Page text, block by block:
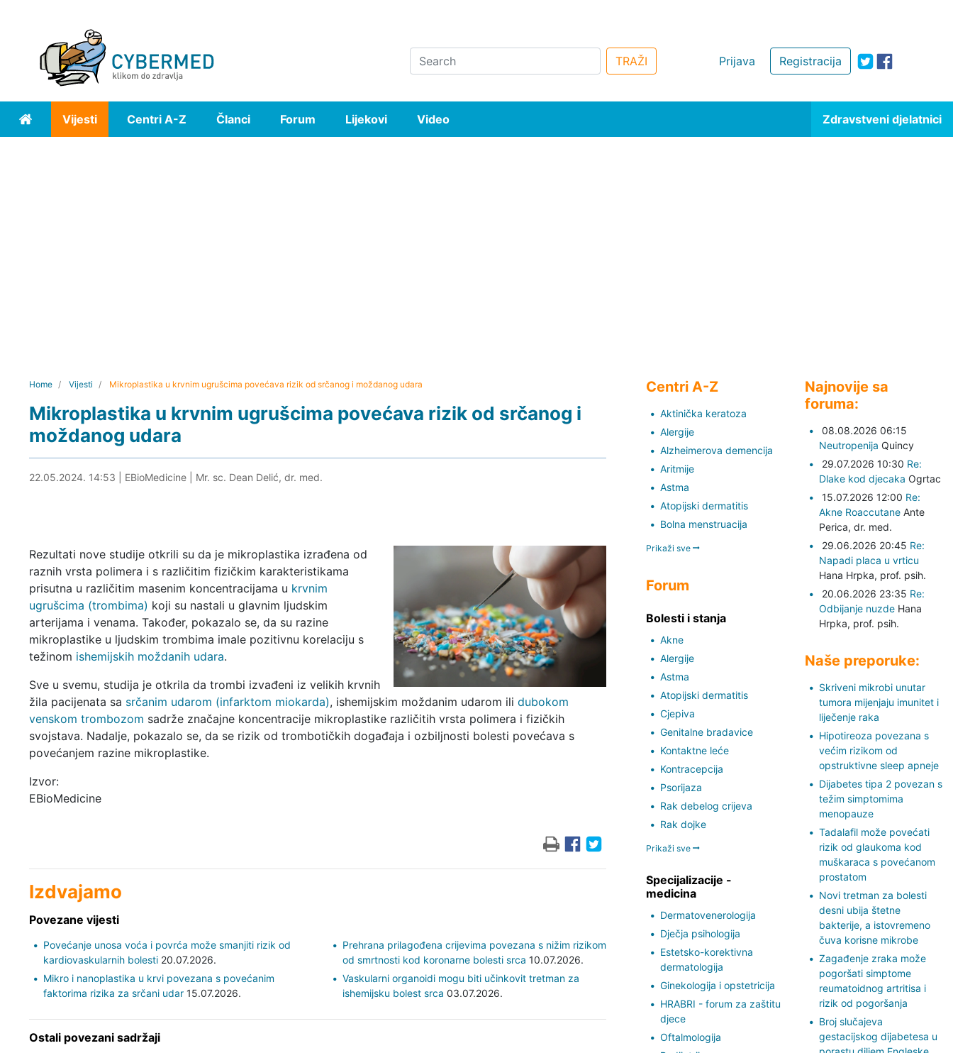
Registracija
Prijava
Search TRAŽI
Home Vijesti Centri A-Z Članci Forum Lijekovi Video Zdravstveni djelatnici
Home Vijesti Mikroplastika u krvnim ugrušcima povećava rizik od srčanog i moždanog udara
Mikroplastika u krvnim ugrušcima povećava rizik od srčanog i
moždanog udara
22.05.2024. 15:04
22.05.2024. 14:53 EBioMedicine| Mr. sc. Dean Delić, dr. med.
Rezultati nove studije otkrili su da je mikroplastika izrađena od
raznih vrsta polimera i s različitim fizičkim karakteristikama
prisutna u različitim masenim koncentracijama u krvnim
ugrušcima (trombima) koji su nastali u glavnim ljudskim
arterijama i venama. Također, pokazalo se, da su razine
mikroplastike u ljudskim trombima imale pozitivnu korelaciju s
težinom ishemijskih moždanih udara.
Sve u svemu, studija je otkrila da trombi izvađeni iz velikih krvnih
žila pacijenata sa srčanim udarom (infarktom miokarda), ishemijskim moždanim udarom ili dubokom
venskom trombozom sadrže značajne koncentracije mikroplastike različitih vrsta polimera i fizičkih
svojstava. Nadalje, pokazalo se, da se rizik od trombotičkih događaja i ozbiljnosti bolesti povećava s
povećanjem razine mikroplastike.
Izvor:
EBioMedicine
Izdvajamo
Povezane vijesti
Povećanje unosa voća i povrća može smanjiti rizik od
kardiovaskularnih bolesti20.07.2026.
Mikro i nanoplastika u krvi povezana s povećanim
faktorima rizika za srčani udar15.07.2026.
Prehrana prilagođena crijevima povezana s nižim rizikom
od smrtnosti kod koronarne bolesti srca 10.07.2026.
Vaskularni organoidi mogu biti učinkovit tretman za
ishemijsku bolest srca 03.07.2026.
Ostali povezani sadržaji
Centri A-Z
Aktinička keratoza
Alergije
Alzheimerova demencija
Aritmije
Astma
Atopijski dermatitis
Bolna menstruacija
Prikaži sve
Forum
Bolesti i stanja
Akne
Alergije
Astma
Atopijski dermatitis
Cjepiva
Genitalne bradavice
Kontaktne leće
Kontracepcija
Psorijaza
Rak debelog crijeva
Rak dojke
Prikaži sve
Specijalizacije -
medicina
Dermatovenerologija
Dječja psihologija
Estetsko-korektivna
dermatologija
Ginekologija i opstetricija
HRABRI - forum za zaštitu
djece
Oftalmologija
Najnovije sa
foruma:
08.08.2026 06:15
Neutropenija Quincy
29.07.2026 10:30 Re:
Dlake kod djecaka Ogrtac
15.07.2026 12:00 Re:
Akne Roaccutane Ante
Perica, dr. med.
29.06.2026 20:45 Re:
Napadi placa u vrticu
Hana Hrpka, prof. psih.
20.06.2026 23:35 Re:
Odbijanje nuzde Hana
Hrpka, prof. psih.
Naše preporuke:
Skriveni mikrobi unutar
tumora mijenjaju imunitet i
liječenje raka
Hipotireoza povezana s
većim rizikom od
opstruktivne sleep apneje
Dijabetes tipa 2 povezan s
težim simptomima
menopauze
Tadalafil može povećati
rizik od glaukoma kod
muškaraca s povećanom
prostatom
Novi tretman za bolesti
desni ubija štetne
bakterije, a istovremeno
čuva korisne mikrobe
Zagađenje zraka može
pogoršati simptome
reumatoidnog artritisa i
rizik od pogoršanja
Broj slučajeva
gestacijskog dijabetesa u